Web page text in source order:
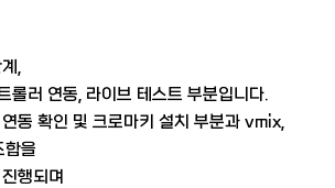
,
롤러 연동, 라이브 테스트 부분입니다.
동 확인 및 크로마키 설치 부분과 vmix,
합을
행되며